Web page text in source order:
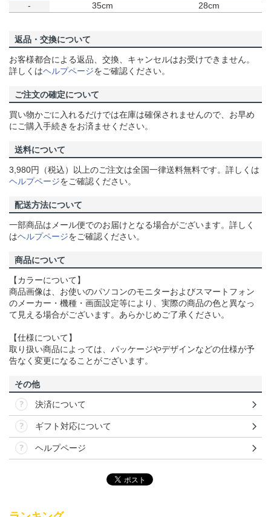
- 35cm 28cm
返品・交換について
お客様都合による返品、交換、キャンセルはお受けできません。
詳しくはヘルプページをご確認ください。
ご注文の確定について
買い物かごに入れるだけでは在庫は確保されませんので、お早め
にご購入手続きをお済ませください。
送料について
3,980円（税込）以上のご注文は全国一律送料無料です。詳しくは
ヘルプページをご確認ください。
配送方法について
一部商品はメール便でのお届けとなる場合がございます。詳しく
はヘルプページをご確認ください。
商品について
【カラーについて】
商品画像は、お使いのパソコンのモニターおよびスマートフォン
のメーカー・機種・画面設定等により、実際の商品の色と異なっ
て見える場合がございます。あらかじめご了承ください。
【仕様について】
取り扱い商品によっては、パッケージやデザインなどの仕様が予
告なく変更になることがございます。
その他
決済について
ギフト対応について
ヘルプページ